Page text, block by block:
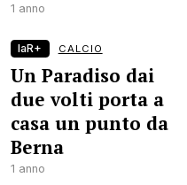
1 anno
laR+ CALCIO
Un Paradiso dai
due volti porta a
casa un punto da
Berna
1 anno